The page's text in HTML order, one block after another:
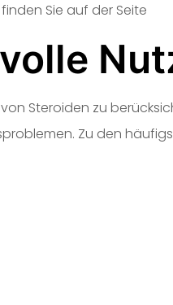
Sie auf der Seite
Steroiden zu
Zu den